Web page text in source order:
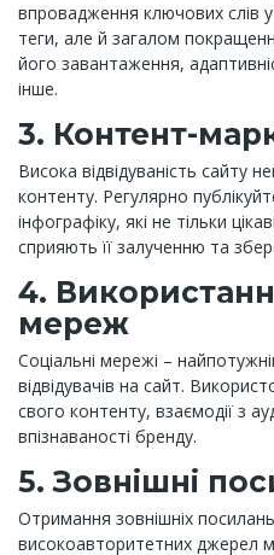
впровадження ключових слів
теги, але й загалом
його завантаження,
інше.
3. Контент-
Висока відвідуваність сайту
контенту. Регулярно
інфографіку, які не тільки
сприяють її залученню та
4.
мереж
Соціальні мережі –
відвідувачів на сайт.
свого контенту, взаємодії з
впізнаваності бренду.
5. Зовнішні
Отримання зовнішніх
високоавторитетних джерел